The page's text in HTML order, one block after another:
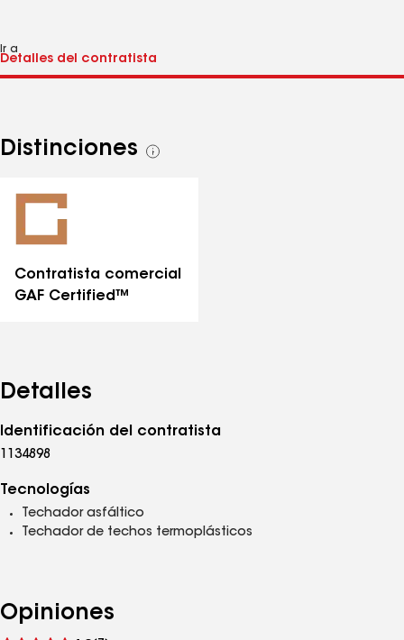
Ir a
Distinciones
Ver
Contratista comercial
GAF Certified™
Detalles
Identificación del contratista
1134898
Tecnologías
Techador asfáltico
Techador de techos termoplásticos
Opiniones